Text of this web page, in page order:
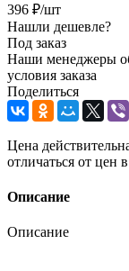
396 ₽/шт
Нашли дешевле?
Под заказ
Наши менеджеры
условия заказа
Поделиться
Цена
отличаться от цен
Описание
Описание